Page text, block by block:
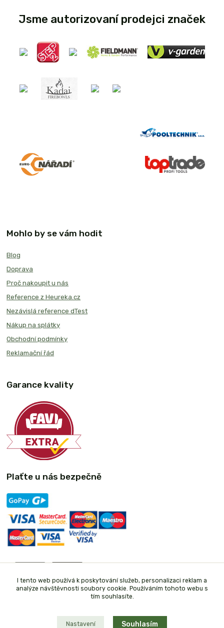
Jsme autorizovaní prodejci značek
Mohlo by se vám hodit
Blog
Doprava
Proč nakoupit u nás
Reference z Heureka.cz
Nezávislá reference dTest
Nákup na splátky
Obchodní podmínky
Reklamační řád
Garance kvality
Plaťte u nás bezpečně
I tento web používá k poskytování služeb, personalizaci reklam a
analýze návštěvnosti soubory cookie. Používáním tohoto webu s
tím souhlasíte.
Nastavení Souhlasím